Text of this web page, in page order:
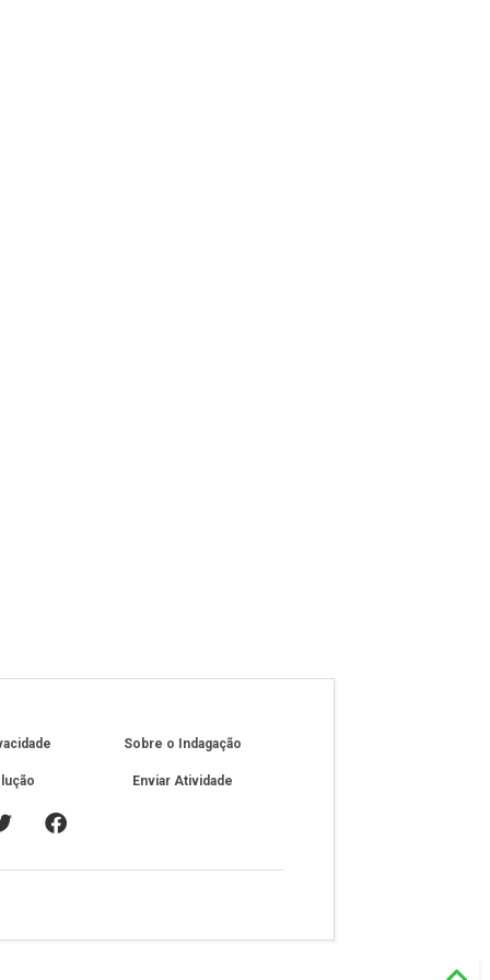
Sobre o Indagação
Enviar Atividade